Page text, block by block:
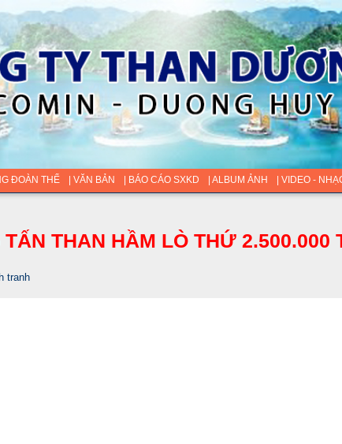
ĐOÀN THỂ | VĂN BẢN | BÁO CÁO SXKD | ALBUM ẢNH | VIDEO -
THAN HẦM LÒ THỨ 2.500.000
tranh